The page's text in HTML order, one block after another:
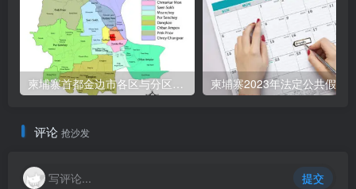
柬埔寨2023年法定公共假期
评论 抢沙发
写评论... 提交